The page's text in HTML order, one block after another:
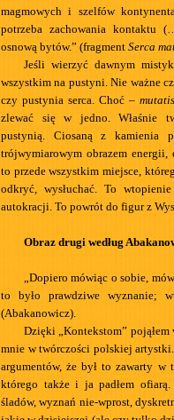
magmowych i szelfów
potrzeba zachowania kontaktu
osnową bytów.” (fragment Serca
Jeśli wierzyć dawnym
wszystkim na pustyni. Nie ważne
czy pustynia serca. Choć –
zlewać się w jedno. Właśnie
pustynią. Ciosaną z kamienia
trójwymiarowym obrazem
to przede wszystkim miejsce,
odkryć, wysłuchać. To
autokracji. To powrót do figur z
Obraz drugi według
„Dopiero mówiąc o sobie,
to było prawdziwe wyznanie;
(Abakanowicz).
Dzięki „Kontekstom”
mnie w twórczości polskiej
argumentów, że był to zawarty w
którego także i ja padłem
śladów, wyznań nie-wprost,